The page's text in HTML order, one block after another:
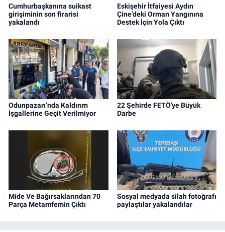
Cumhurbaşkanına suikast
girişiminin son firarisi
yakalandı
Eskişehir İtfaiyesi Aydın
Çine’deki Orman Yangınına
Destek İçin Yola Çıktı
Odunpazarı’nda Kaldırım
İşgallerine Geçit Verilmiyor
22 Şehirde FETÖ'ye Büyük
Darbe
Mide Ve Bağırsaklarından 70
Parça Metamfemin Çıktı
Sosyal medyada silah fotoğrafı
paylaştılar yakalandılar